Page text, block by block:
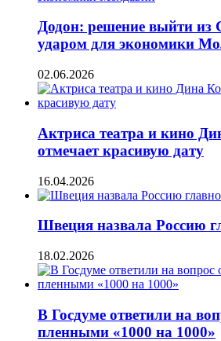
Додон: решение выйти из
ударом для экономики
02.06.2026
Актриса театра и кино
отмечает красивую дату
16.04.2026
Швеция назвала Россию
18.02.2026
В Госдуме ответили на
пленными «1000 на 1000»